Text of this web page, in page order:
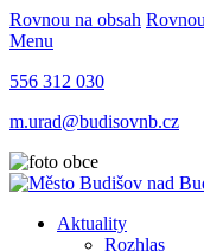
Rovnou na obsah
Menu
556 312 030
m.urad@budisovnb.cz
Aktuality
Rozhlas